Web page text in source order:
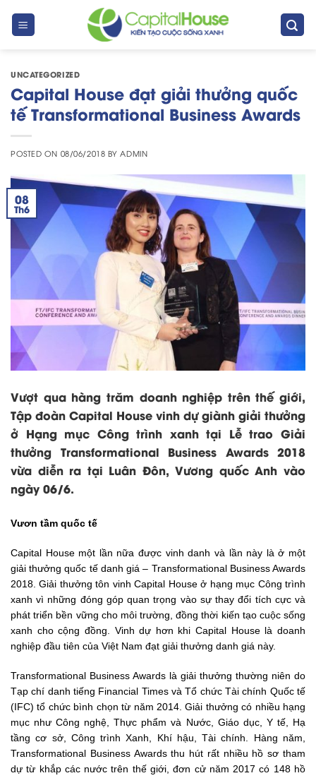
UNCATEGORIZED
Capital House đạt giải thưởng quốc
tế Transformational Business Awards
POSTED ON 08/06/2018 BY ADMIN
08
Th6
Vượt qua hàng trăm doanh nghiệp trên thế giới,
Tập đoàn Capital House vinh dự giành giải thưởng
ở Hạng mục Công trình xanh tại Lễ trao Giải
thưởng Transformational Business Awards 2018
vừa diễn ra tại Luân Đôn, Vương quốc Anh vào
ngày 06/6.
Vươn tầm quốc tế
Capital House một lần nữa được vinh danh và lần này là ở một
giải thưởng quốc tế danh giá – Transformational Business Awards
2018. Giải thưởng tôn vinh Capital House ở hạng mục Công trình
xanh vì những đóng góp quan trọng vào sự thay đổi tích cực và
phát triển bền vững cho môi trường, đồng thời kiến tạo cuộc sống
xanh cho cộng đồng. Vinh dự hơn khi Capital House là doanh
nghiệp đầu tiên của Việt Nam đạt giải thưởng danh giá này.
Transformational Business Awards là giải thưởng thường niên do
Tạp chí danh tiếng Financial Times và Tổ chức Tài chính Quốc tế
(IFC) tổ chức bình chọn từ năm 2014. Giải thưởng có nhiều hạng
mục như Công nghệ, Thực phẩm và Nước, Giáo dục, Y tế, Hạ
tầng cơ sở, Công trình Xanh, Khí hậu, Tài chính. Hàng năm,
Transformational Business Awards thu hút rất nhiều hồ sơ tham
dự từ khắp các nước trên thế giới, đơn cử năm 2017 có 148 hồ